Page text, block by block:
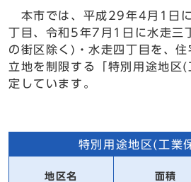
本市では、平成29年4月1日に
丁目、令和5年7月1日に水走三
の街区除く)・水走四丁目を、
立地を制限する「特別用途地区
定しています。
特別用途地区(工業
地区名 面積